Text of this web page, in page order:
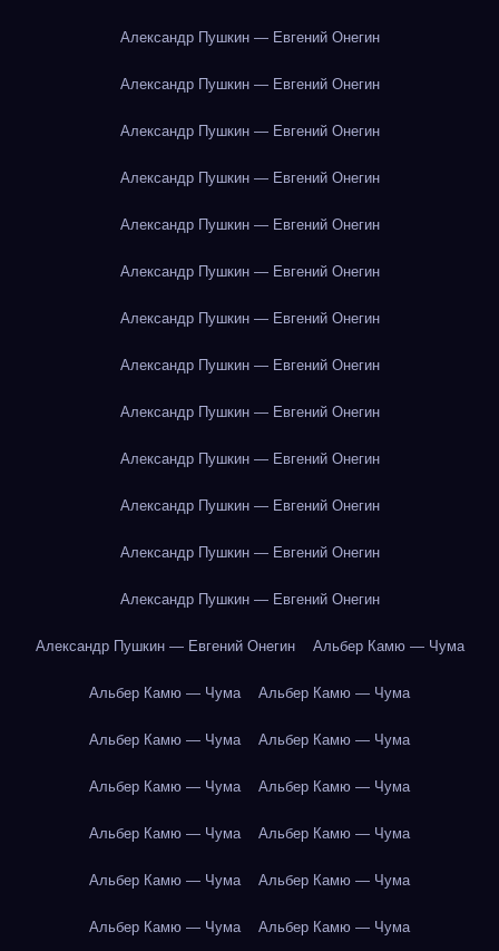
Александр Пушкин — Евгений Онегин
Александр Пушкин — Евгений Онегин
Александр Пушкин — Евгений Онегин
Александр Пушкин — Евгений Онегин
Александр Пушкин — Евгений Онегин
Александр Пушкин — Евгений Онегин
Александр Пушкин — Евгений Онегин
Александр Пушкин — Евгений Онегин
Александр Пушкин — Евгений Онегин
Александр Пушкин — Евгений Онегин
Александр Пушкин — Евгений Онегин
Александр Пушкин — Евгений Онегин
Александр Пушкин — Евгений Онегин
Александр Пушкин — Евгений Онегин Альбер Камю — Чума
Альбер Камю — Чума Альбер Камю — Чума
Альбер Камю — Чума Альбер Камю — Чума
Альбер Камю — Чума Альбер Камю — Чума
Альбер Камю — Чума Альбер Камю — Чума
Альбер Камю — Чума Альбер Камю — Чума
Альбер Камю — Чума Альбер Камю — Чума